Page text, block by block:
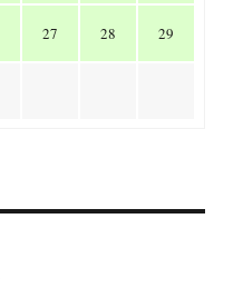
27 28 29